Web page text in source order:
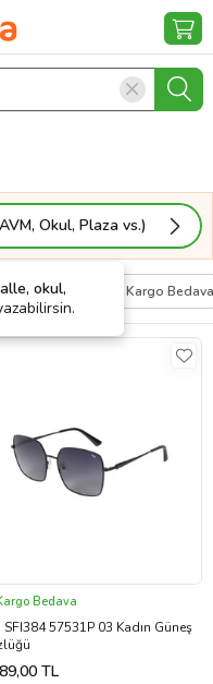
Okul, Plaza vs.)
okul,
Özel Kargo Bedava
Bedava
SFI384 57531P 03 Kadın Güneş
TL